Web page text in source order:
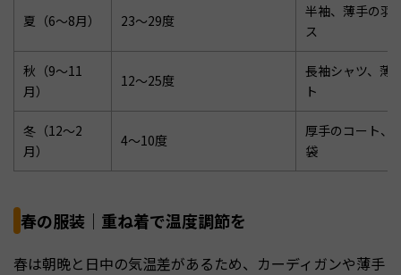
夏（6〜8月） 23〜29度
半袖、薄手の羽
ス
秋（9〜11
月）
12〜25度
長袖シャツ、薄
ト
冬（12〜2
月）
4〜10度
厚手のコート、
袋
春の服装｜重ね着で温度調節を
春は朝晩と日中の気温差があるため、カーディガンや薄手